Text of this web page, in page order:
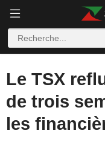
Le TSX
de trois
les